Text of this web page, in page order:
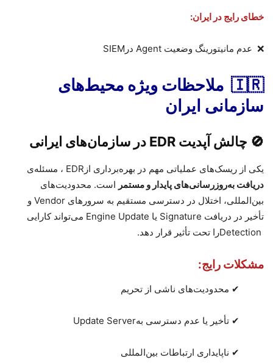
خطای رایج در ایران:
❌ عدم مانیتورینگ وضعیت Agent در SIEM
🇮🇷 ملاحظات ویژه محیط‌های
سازمانی ایران
🚫 چالش آپدیت EDR در سازمان‌های ایرانی
یکی از ریسک‌های عملیاتی مهم در بهره‌برداری از EDR ، مسئله‌ی
دریافت به‌روزرسانی‌های پایدار و مستمر است. محدودیت‌های
بین‌المللی، اختلال در دسترسی مستقیم به سرورهای Vendor و
تأخیر در دریافت Signature یا Engine Update می‌تواند کارایی
Detectionرا تحت تأثیر قرار دهد.
مشکلات رایج:
✔ محدودیت‌های ناشی از تحریم
✔ تأخیر یا عدم دسترسی بهUpdate Server
✔ ناپایداری ارتباطات بین‌المللی